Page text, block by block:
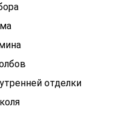
отделки